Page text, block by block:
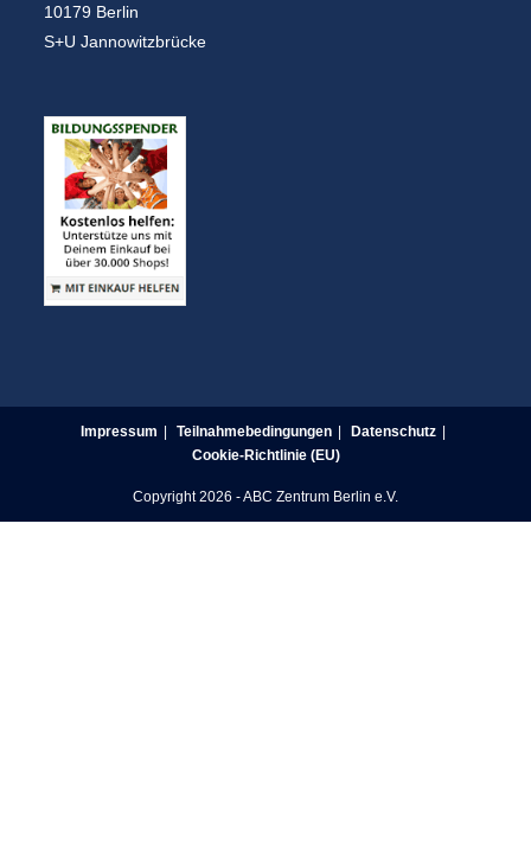
10179 Berlin
S+U Jannowitzbrücke
Impressum Teilnahmebedingungen
Datenschutz
Cookie-Richtlinie (EU)
Copyright 2026 - ABC Zentrum Berlin e.V.